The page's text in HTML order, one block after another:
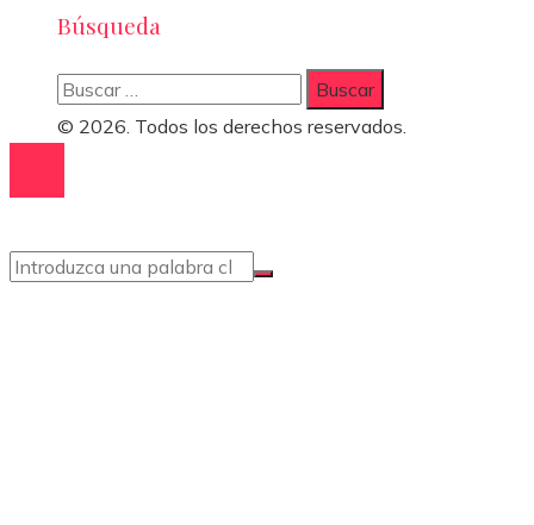
Búsqueda
Buscar:
© 2026. Todos los derechos reservados.